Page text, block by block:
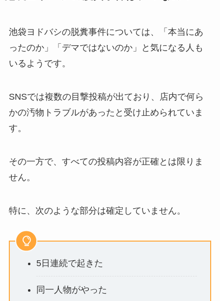
池袋ヨドバシの脱糞事件については、「本当にあ
ったのか」「デマではないのか」と気になる人も
いるようです。
SNSでは複数の目撃投稿が出ており、店内で何ら
かの汚物トラブルがあったと受け止められていま
す。
その一方で、すべての投稿内容が正確とは限りま
せん。
特に、次のような部分は確定していません。
5日連続で起きた
同一人物がやった